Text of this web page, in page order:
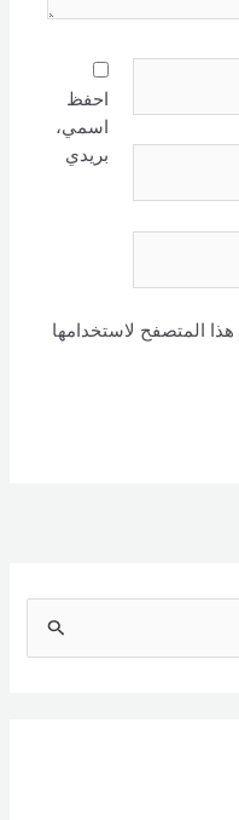
احفظ
اسمي،
بريدي
هذا المتصفح لاستخدامها